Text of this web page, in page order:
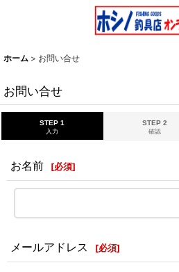
ホーム > お問い合せ
お問い合せ
STEP 1
入力
STEP 2
確認
お名前 [必須]
メールアドレス [必須]